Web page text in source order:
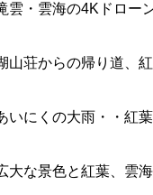
雲・雲海の4Kドロー
山荘からの帰り道、
いにくの大雨・・紅
大な景色と紅葉、雲